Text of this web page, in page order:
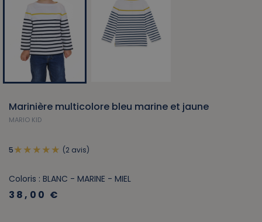
Marinière multicolore bleu marine et jaune
MARIO KID
5 (2 avis)
Coloris : BLANC - MARINE - MIEL
38,00 €